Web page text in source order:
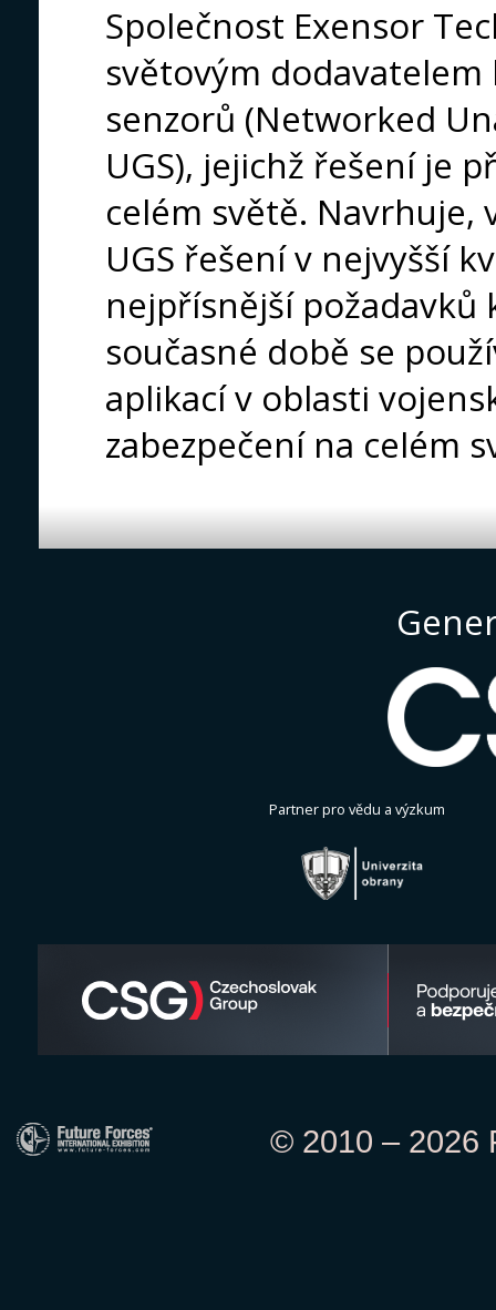
Společnost Exensor
světovým
senzorů (Networked
UGS), jejichž řešení je
celém světě.
UGS řešení v nejvyšší
nejpřísnější požadavků
současné době se
aplikací v oblasti
zabezpečení na celém
Partner pro vědu a výzkum
© 2010 – 2026